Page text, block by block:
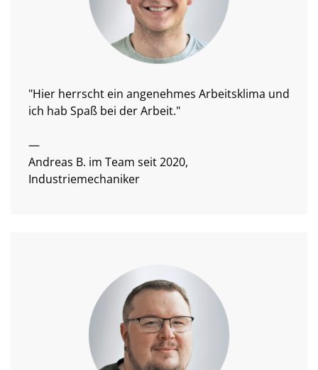
"Hier herrscht ein angenehmes Arbeitsklima und
ich hab Spaß bei der Arbeit."
—
Andreas B. im Team seit 2020,
Industriemechaniker